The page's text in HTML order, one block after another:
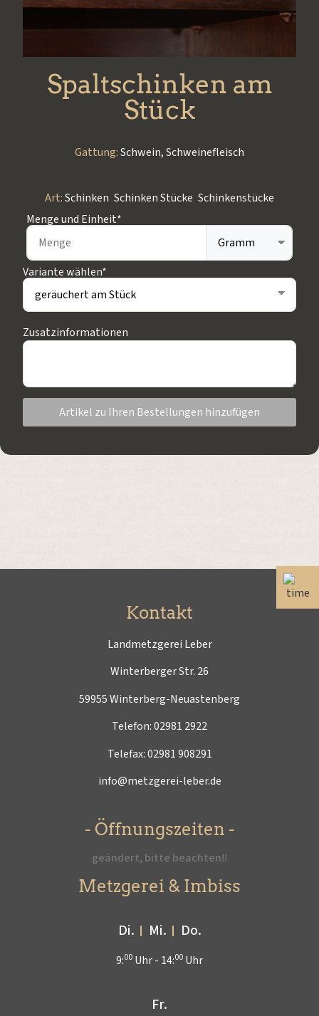
Spaltschinken am
Stück
Gattung:Schwein,Schweinefleisch
Art:Schinken Schinken Stücke Schinkenstücke
Menge und Einheit*
Variante wählen*
Zusatzinformationen
Artikel zu Ihren Bestellungen hinzufügen
Kontakt
Landmetzgerei Leber
Winterberger Str. 26
59955 Winterberg-Neuastenberg
Telefon:02981 2922
Telefax: 02981 908291
info@metzgerei-leber.de
- Öffnungszeiten -
geändert, bitte beachten!!
Metzgerei & Imbiss
Di. Mi. Do.
9:00 Uhr - 14:00 Uhr
Fr.